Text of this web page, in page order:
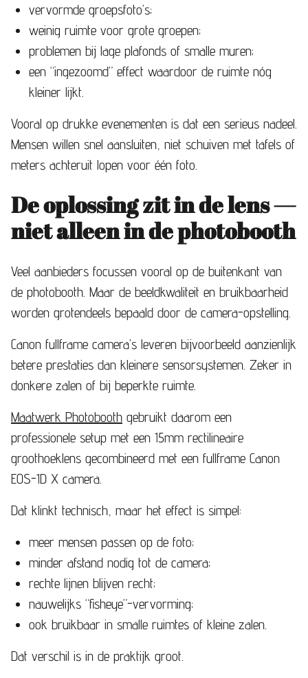
vervormde groepsfoto’s;
weinig ruimte voor grote groepen;
problemen bij lage plafonds of smalle muren;
een “ingezoomd” effect waardoor de ruimte nóg
kleiner lijkt.
Vooral op drukke evenementen is dat een serieus nadeel.
Mensen willen snel aansluiten, niet schuiven met tafels of
meters achteruit lopen voor één foto.
De oplossing zit in de lens —
niet alleen in de photobooth
Veel aanbieders focussen vooral op de buitenkant van
de photobooth. Maar de beeldkwaliteit en bruikbaarheid
worden grotendeels bepaald door de camera-opstelling.
Canon fullframe camera’s leveren bijvoorbeeld aanzienlijk
betere prestaties dan kleinere sensorsystemen. Zeker in
donkere zalen of bij beperkte ruimte.
Maatwerk Photobooth gebruikt daarom een
professionele setup met een 15mm rectilineaire
groothoeklens gecombineerd met een fullframe Canon
EOS-1D X camera.
Dat klinkt technisch, maar het effect is simpel:
meer mensen passen op de foto;
minder afstand nodig tot de camera;
rechte lijnen blijven recht;
nauwelijks “fisheye”-vervorming;
ook bruikbaar in smalle ruimtes of kleine zalen.
Dat verschil is in de praktijk groot.